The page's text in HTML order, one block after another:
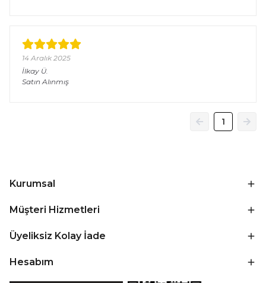
14 Aralık 2025
İlkay Ü.
Satın Alınmış
1
Kurumsal
Müşteri Hizmetleri
Üyeliksiz Kolay İade
Hesabım